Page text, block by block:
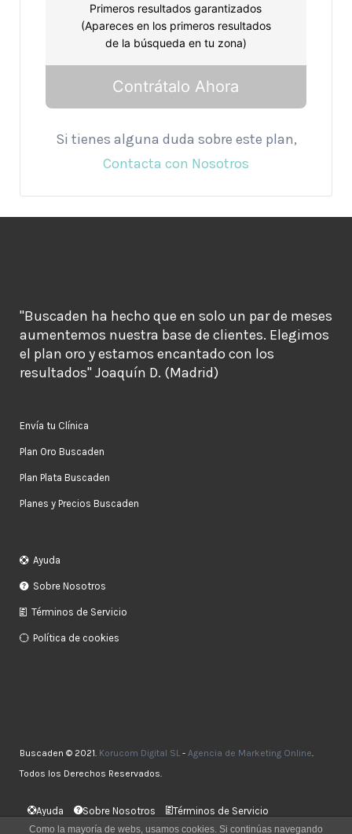
Primeros resultados garantizados
(Apareces en los primeros resultados
de la búsqueda en tu zona)
Contrátalo Ahora
Si tienes alguna duda sobre este plan,
Contacta con Nosotros
"Buscaden ha hecho que en solo un par de meses
aumentemos nuestra base de clientes. Elegimos
el plan oro y estamos encantado con los
resultados" Joaquín D. (Madrid)
Envía tu Clínica
Plan Oro Buscaden
Plan Plata Buscaden
Planes y Precios Buscaden
Ayuda
Sobre Nosotros
Términos de Servicio
Política de cookies
Buscaden © 2021. Korucom Digital SL - Agencia de Marketing Online
Todos los Derechos Reservados.
Ayuda Sobre Nosotros
Términos de Servicio
Política de cookies
Como la mayoría de webs, usamos cookies. Si continúas navegando